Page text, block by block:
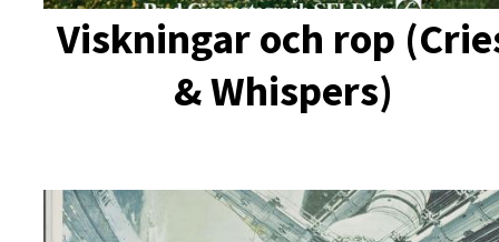
Viskningar och rop
& Whispers)